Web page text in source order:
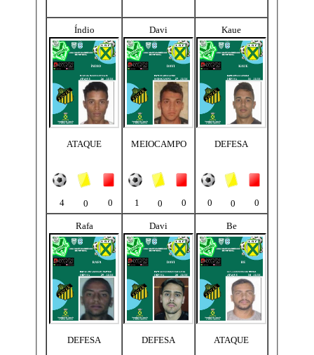
Índio
ATAQUE
4 0 0
Davi
MEIOCAMPO
1 0 0
Kaue
DEFESA
0 0 0
Rafa
DEFESA
Davi
DEFESA
Be
ATAQUE